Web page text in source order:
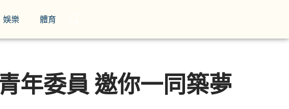
娛樂 體育
年委員 邀你一同築夢